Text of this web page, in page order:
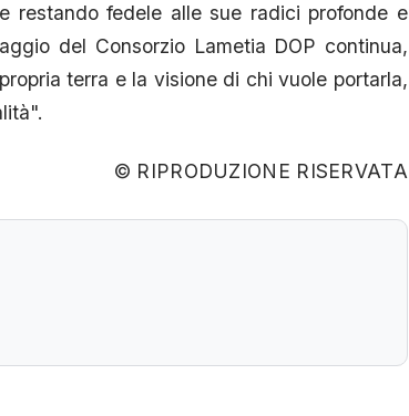
restando fedele alle sue radici profonde e
del Consorzio Lametia DOP continua,
terra e la visione di chi vuole portarla,
© RIPRODUZIONE RISERVATA